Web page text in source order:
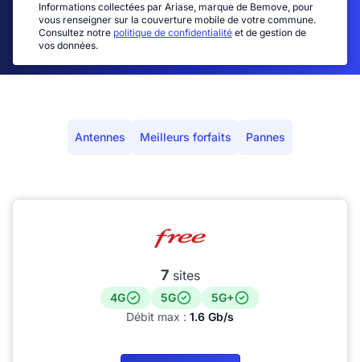
Informations collectées par Ariase, marque de Bemove, pour
vous renseigner sur la couverture mobile de votre commune.
Consultez notre politique de confidentialité et de gestion de
vos données.
Antennes Meilleurs forfaits Pannes
7sites
4G 5G
5G+
Débit max : 1.6 Gb/s